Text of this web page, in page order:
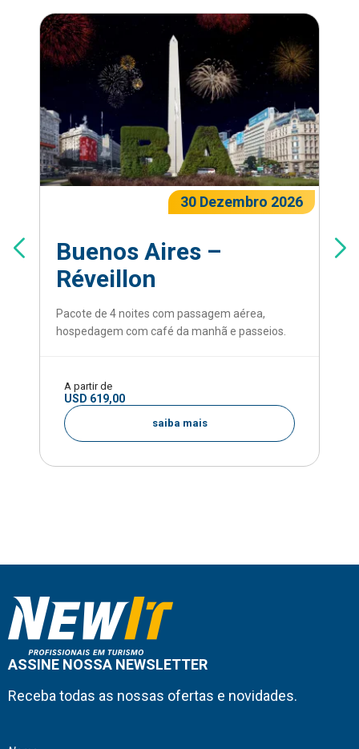
30 Dezembro 2026
Buenos Aires –
Réveillon
Pacote de 4 noites com passagem aérea,
hospedagem com café da manhã e passeios.
A partir de
USD 619,00
saiba mais
ASSINE NOSSA NEWSLETTER
Receba todas as nossas ofertas e novidades.